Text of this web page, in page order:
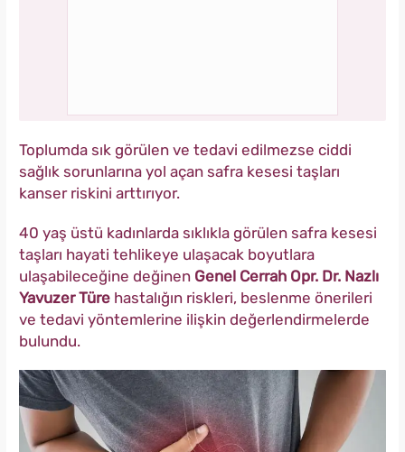
Toplumda sık görülen ve tedavi edilmezse ciddi
sağlık sorunlarına yol açan safra kesesi taşları
kanser riskini arttırıyor.
40 yaş üstü kadınlarda sıklıkla görülen safra kesesi
taşları hayati tehlikeye ulaşacak boyutlara
ulaşabileceğine değinen Genel Cerrah Opr. Dr. Nazlı
Yavuzer Türe hastalığın riskleri, beslenme önerileri
ve tedavi yöntemlerine ilişkin değerlendirmelerde
bulundu.